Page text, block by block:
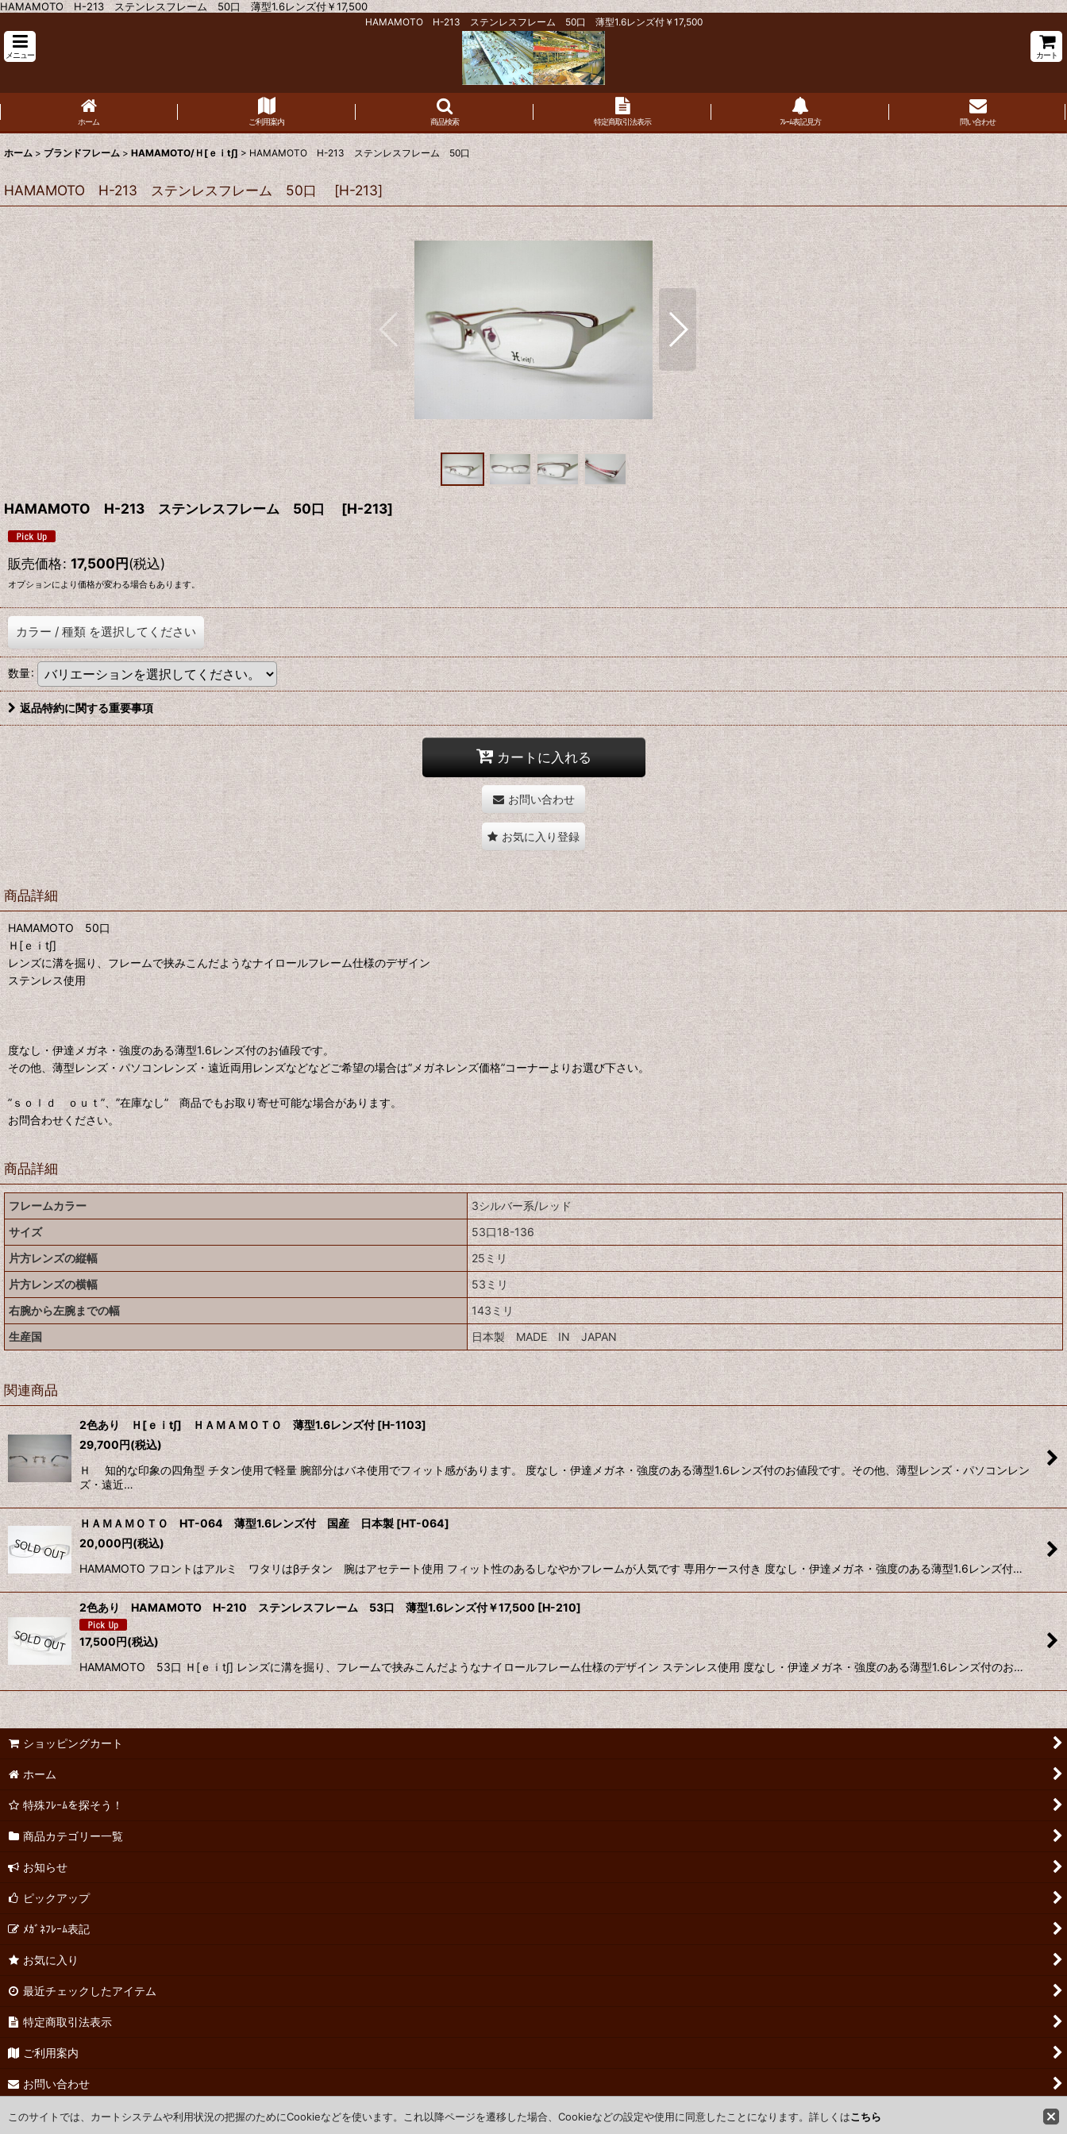
HAMAMOTO H-213 ステンレスフレーム 50口 薄型1.6レンズ付￥17,500
HAMAMOTO H-213 ステンレスフレーム 50口 薄型1.6レンズ付￥17,500
メニュー カート
ホーム ご利用案内 商品検索 特定商取引法表示 ﾌﾚｰﾑ表記見方 問い合わせ
ホーム > ブランドフレーム > HAMAMOTO/Ｈ[ｅｉt∫] > HAMAMOTO H-213 ステンレスフレーム 50口
HAMAMOTO H-213 ステンレスフレーム 50口 [H-213]
HAMAMOTO H-213 ステンレスフレーム 50口 [H-213]
販売価格: 17,500円(税込)
オプションにより価格が変わる場合もあります。
カラー / 種類 を選択してください
数量:
返品特約に関する重要事項
カートに入れる
お問い合わせ
お気に入り登録
商品詳細
HAMAMOTO 50口
Ｈ[ｅｉt∫]
レンズに溝を掘り、フレームで挟みこんだようなナイロールフレーム仕様のデザイン
ステンレス使用
度なし・伊達メガネ・強度のある薄型1.6レンズ付のお値段です。
その他、薄型レンズ・パソコンレンズ・遠近両用レンズなどなどご希望の場合は”メガネレンズ価格”コーナーよりお選び下さい。
”ｓｏｌｄ ｏｕｔ”、”在庫なし” 商品でもお取り寄せ可能な場合があります。
お問合わせください。
商品詳細
フレームカラー
3シルバー系/レッド
サイズ
53口18-136
片方レンズの縦幅
25ミリ
片方レンズの横幅
53ミリ
右腕から左腕までの幅
143ミリ
生産国
日本製 MADE IN JAPAN
関連商品
2色あり Ｈ[ｅｉt∫] ＨＡＭＡＭＯＴＯ 薄型1.6レンズ付 [H-1103]
29,700円(税込)
Ｈ 知的な印象の四角型 チタン使用で軽量 腕部分はバネ使用でフィット感があります。 度なし・伊達メガネ・強度のある薄型1.6レンズ付のお値段です。その他、薄型レンズ・パソコンレン
ズ・遠近…
ＨＡＭＡＭＯＴＯ HT-064 薄型1.6レンズ付 国産 日本製[HT-064]
20,000円(税込)
HAMAMOTO フロントはアルミ ワタリはβチタン 腕はアセテート使用 フィット性のあるしなやかフレームが人気です 専用ケース付き 度なし・伊達メガネ・強度のある薄型1.6レンズ付…
2色あり HAMAMOTO H-210 ステンレスフレーム 53口 薄型1.6レンズ付￥17,500 [H-210]
17,500円(税込)
HAMAMOTO 53口 Ｈ[ｅｉt∫] レンズに溝を掘り、フレームで挟みこんだようなナイロールフレーム仕様のデザイン ステンレス使用 度なし・伊達メガネ・強度のある薄型1.6レンズ付のお…
ショッピングカート
ホーム
特殊ﾌﾚｰﾑを探そう！
商品カテゴリー一覧
お知らせ
ピックアップ
ﾒｶﾞﾈﾌﾚｰﾑ表記
お気に入り
最近チェックしたアイテム
特定商取引法表示
ご利用案内
お問い合わせ
このサイトでは、カートシステムや利用状況の把握のためにCookieなどを使います。これ以降ページを遷移した場合、Cookieなどの設定や使用に同意したことになります。詳しくはこちら